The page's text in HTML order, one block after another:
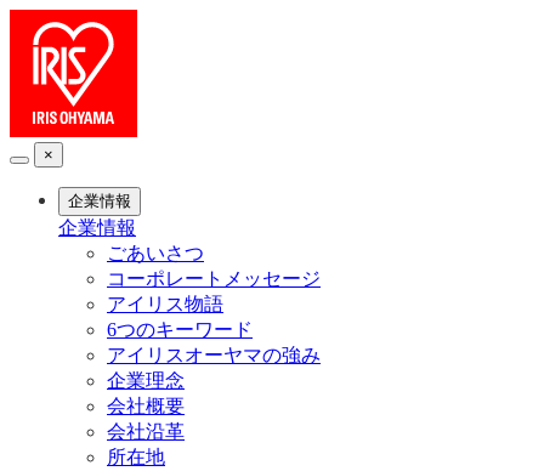
×
企業情報
企業情報
ごあいさつ
コーポレートメッセージ
アイリス物語
6つのキーワード
アイリスオーヤマの強み
企業理念
会社概要
会社沿革
所在地